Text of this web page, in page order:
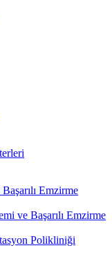
Emzirme
ve Başarılı Emzirme
Polikliniği